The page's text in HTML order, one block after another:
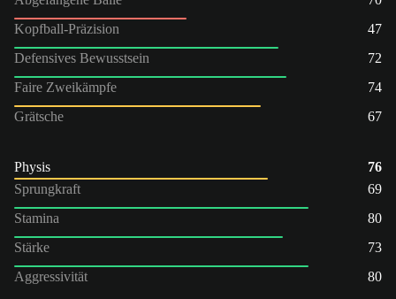
Kopfball-Präzision
47
Defensives Bewusstsein
72
Faire Zweikämpfe
74
Grätsche
67
Physis
76
Sprungkraft
69
Stamina
80
Stärke
73
Aggressivität
80